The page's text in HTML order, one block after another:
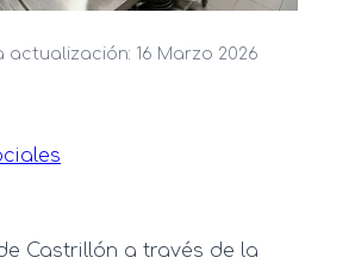
actualización: 16 Marzo 2026
Castrillón a través de la